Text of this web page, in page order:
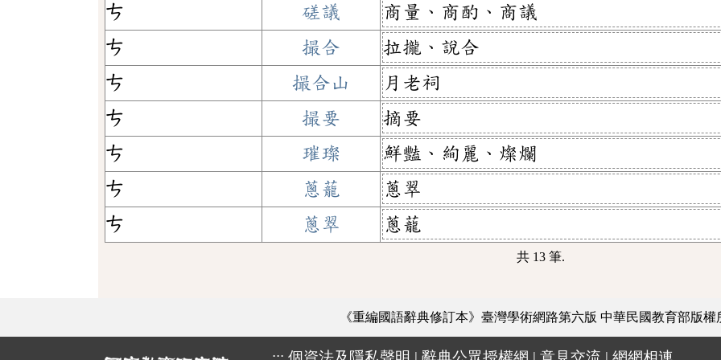
ㄘ 磋議
商量、商酌、商議
ㄘ
撮合
拉攏、說合
ㄘ
撮合山
月老祠
ㄘ
撮要
摘要
ㄘ
璀璨
鮮豔、絢麗、燦爛
ㄘ
蔥蘢
蔥翠
ㄘ
蔥翠 蔥蘢
共 13 筆.
《重編國語辭典修訂本》臺灣學術網路第六版 中華民國教育部版權